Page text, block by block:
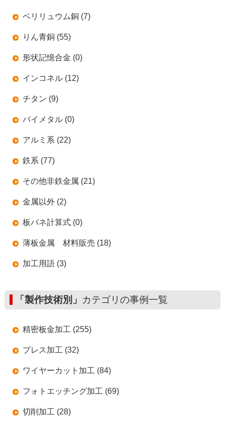
ベリリュウム銅 (7)
りん青銅 (55)
形状記憶合金 (0)
インコネル (12)
チタン (9)
バイメタル (0)
アルミ系 (22)
鉄系 (77)
その他非鉄金属 (21)
金属以外 (2)
板バネ計算式 (0)
薄板金属 材料販売 (18)
加工用語 (3)
「製作技術別」 カテゴリの事例一覧
精密板金加工 (255)
プレス加工 (32)
ワイヤーカット加工 (84)
フォトエッチング加工 (69)
切削加工 (28)